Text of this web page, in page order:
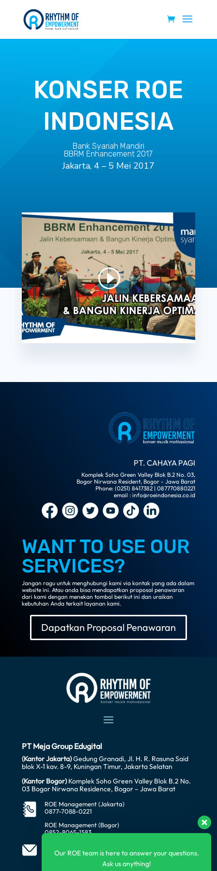
KONSER ROE
INDONESIA
Bank Syariah Mandiri
BBRM Enhancement 2017
Jakarta, 4 – 5 Mei 2017
PT. CAHAYA PAGI
Komplek Soho Green Valley Blok B.2 No. 03,
Bogor Nirwana Resident, Bogor - Jawa Barat
Phone: (0251) 8417382 | 087770880221
email : info@roeindonesia.co.id
WANT TO USE OUR
SERVICES?
Jangan ragu untuk menghubungi kami via kontak yang ada dalam
website ini. Atau anda bisa mendapatkan proposal penawaran
dari kami dengan menekan tombol berikut ini dan uraikan
kebutuhan Anda terkait layanan kami.
Dapatkan Proposal Penawaran
PT Meja Group Edugital
(Kantor Jakarta)Gedung Granadi, Jl. H. R. Rasuna Said
blok X-1 kav. 8-9, Kuningan Timur, Jakarta Selatan
(Kantor Bogor)Komplek Soho Green Valley Blok B.2 No.
03 Bogor Nirwana Residence, Bogor – Jawa Barat
ROE Management (Jakarta)
0877-7088-0221
ROE Management (Bogor)
0852-8065-1583
manager@roeindonesia.co.id
Our ROE team is here to answer your questions.
Ask us anything!